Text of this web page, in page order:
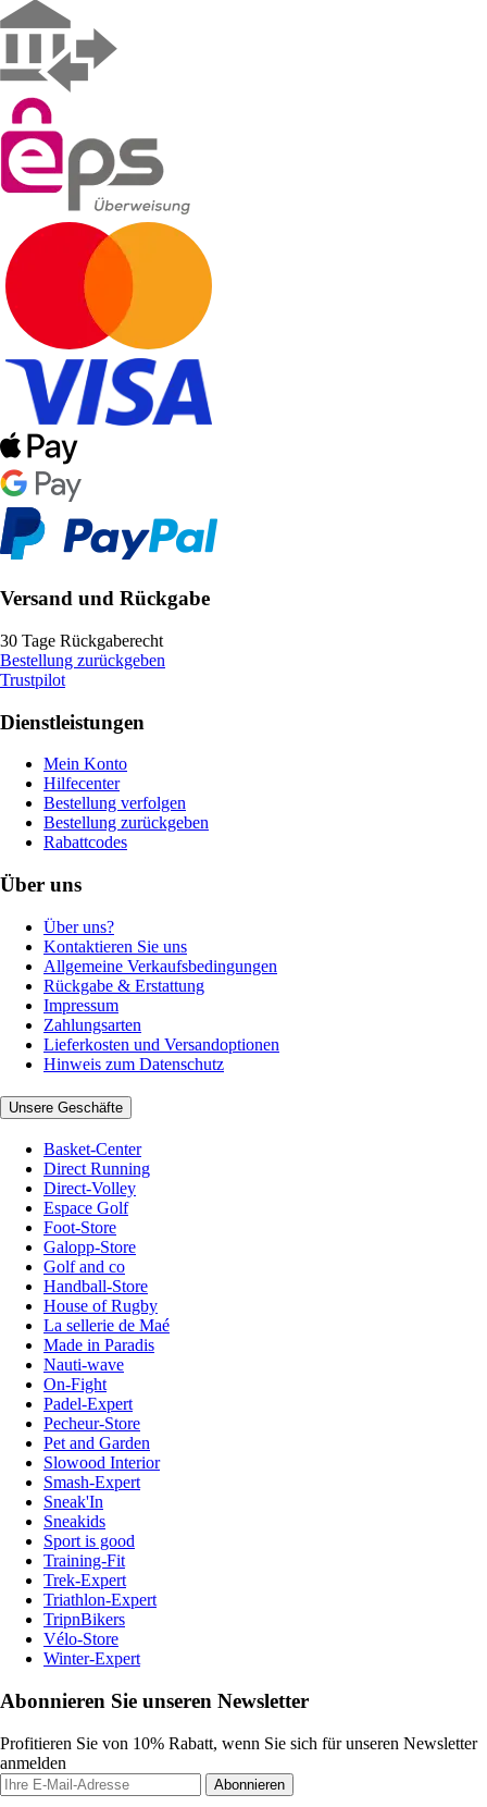
Versand und Rückgabe
30 Tage Rückgaberecht
Bestellung zurückgeben
Trustpilot
Dienstleistungen
Mein Konto
Hilfecenter
Bestellung verfolgen
Bestellung zurückgeben
Rabattcodes
Über uns
Über uns?
Kontaktieren Sie uns
Allgemeine Verkaufsbedingungen
Rückgabe & Erstattung
Impressum
Zahlungsarten
Lieferkosten und Versandoptionen
Hinweis zum Datenschutz
Unsere Geschäfte
Basket-Center
Direct Running
Direct-Volley
Espace Golf
Foot-Store
Galopp-Store
Golf and co
Handball-Store
House of Rugby
La sellerie de Maé
Made in Paradis
Nauti-wave
On-Fight
Padel-Expert
Pecheur-Store
Pet and Garden
Slowood Interior
Smash-Expert
Sneak'In
Sneakids
Sport is good
Training-Fit
Trek-Expert
Triathlon-Expert
TripnBikers
Vélo-Store
Winter-Expert
Abonnieren Sie unseren Newsletter
Profitieren Sie von 10% Rabatt, wenn Sie sich für unseren Newsletter
anmelden
Abonnieren